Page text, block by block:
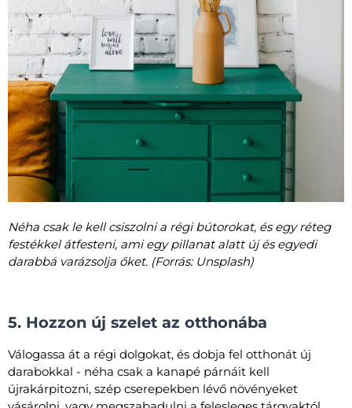
Néha csak le kell csiszolni a régi bútorokat, és egy réteg
festékkel átfesteni, ami egy pillanat alatt új és egyedi
darabbá varázsolja őket. (Forrás: Unsplash)
5. Hozzon új szelet az otthonába
Válogassa át a régi dolgokat, és dobja fel otthonát új
darabokkal - néha csak a kanapé párnáit kell
újrakárpitozni, szép cserepekben lévő növényeket